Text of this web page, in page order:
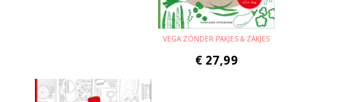
VEGA ZÓNDER PAKJES & ZAKJES
€ 27,99